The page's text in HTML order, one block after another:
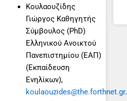
Koυλαουζίδης
Γιώργος Καθηγητής
Σύμβουλος (PhD)
Ελληνικού Ανοικτού
Πανεπιστημίου (ΕΑΠ)
(Εκπαίδευση
Ενηλίκων),
koulaouzides@the.forthnet.gr.